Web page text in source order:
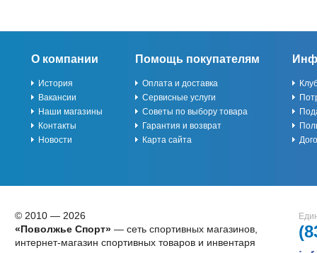
О компании
История
Вакансии
Наши магазины
Контакты
Новости
Помощь покупателям
Оплата и доставка
Сервисные услуги
Советы по выбору товара
Гарантия и возврат
Карта сайта
© 2010 — 2026
«Поволжье Спорт»— сеть спортивных магазинов,
интернет-магазин спортивных товаров и инвентаря